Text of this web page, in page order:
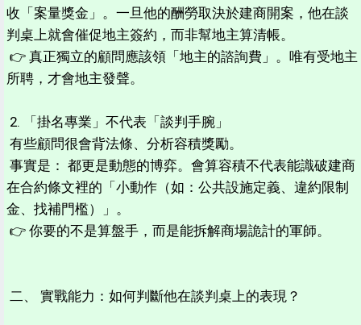
收「案量獎金」。一旦他的酬勞取決於建商開案，他在談
判桌上就會催促地主簽約，而非幫地主算清帳。
👉 真正獨立的顧問應該領「地主的諮詢費」。唯有受地主
所聘，才會地主發聲。
2. 「掛名專業」不代表「談判手腕」
有些顧問很會背法條、分析容積獎勵。
事實是： 都更是動態的博弈。會算容積不代表能識破建商
在合約條文裡的「小動作（如：公共設施定義、違約限制
金、找補門檻）」。
👉 你要的不是算盤手，而是能拆解商場詭計的軍師。
二、 實戰能力：如何判斷他在談判桌上的表現？